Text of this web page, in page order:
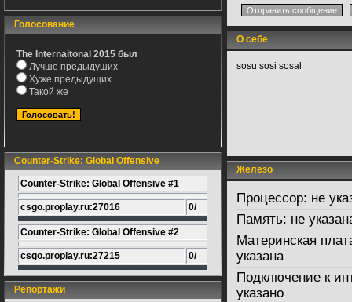
Голосование
The Internaitonal 2015 был
Лучше предыдуших
Хуже предыдущих
Такой же
Counter-Strike: Global Offensive
Counter-Strike: Global Offensive #1
csgo.proplay.ru:27016 0/
Counter-Strike: Global Offensive #2
csgo.proplay.ru:27215 0/
Репортажи
О себе
sosu sosi sosal
Железо
Процессор: не
Память: не
Материнская
указана
Подключение к
указано